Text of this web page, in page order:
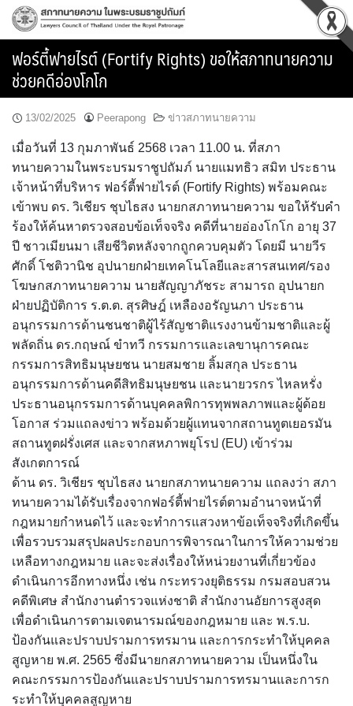
Skip
content
ฟอร์ตี้ฟายไรต์ (Fortify Rights) ขอให้สภาทนายความ
ช่วยคดีอ่องโกโก
13/02/2025 Peerapong ข่าวสภาทนายความ
เมื่อวันที่ 13 กุมภาพันธ์ 2568 เวลา 11.00 น. ที่สภา
ทนายความในพระบรมราชูปถัมภ์ นายแมทธิว สมิท ประธาน
เจ้าหน้าที่บริหาร ฟอร์ตี้ฟายไรต์ (Fortify Rights) พร้อมคณะ
เข้าพบ ดร. วิเชียร ชุบไธสง นายกสภาทนายความ ขอให้รับคำ
ร้องให้ค้นหาตรวจสอบข้อเท็จจริง คดีที่นายอ่องโกโก อายุ 37
ปี ชาวเมียนมา เสียชีวิตหลังจากถูกควบคุมตัว โดยมี นายวีร
ศักดิ์ โชติวานิช อุปนายกฝ่ายเทคโนโลยีและสารสนเทศ/รอง
โฆษกสภาทนายความ นายสัญญาภัชระ สามารถ อุปนายก
ฝ่ายปฏิบัติการ ร.ต.ต. สุรศิษฎ์ เหลืองอรัญนภา ประธาน
อนุกรรมการด้านชนชาติผู้ไร้สัญชาติแรงงานข้ามชาติและผู้
พลัดถิ่น ดร.กฤษณ์ ขำทวี กรรมการและเลขานุการคณะ
กรรมการสิทธิมนุษยชน นายสมชาย ลิ้มสกุล ประธาน
อนุกรรมการด้านคดีสิทธิมนุษยชน และนายวรกร ไหลหรั่ง
ประธานอนุกรรมการด้านบุคคลพิการทุพพลภาพและผู้ด้อย
โอกาส ร่วมแถลงข่าว พร้อมด้วยผู้แทนจากสถานทูตเยอรมัน
สถานทูตฝรั่งเศส และจากสหภาพยุโรป (EU) เข้าร่วม
สังเกตการณ์
ด้าน ดร. วิเชียร ชุบไธสง นายกสภาทนายความ แถลงว่า สภา
ทนายความได้รับเรื่องจากฟอร์ตี้ฟายไรต์ตามอำนาจหน้าที่
กฎหมายกำหนดไว้ และจะทำการแสวงหาข้อเท็จจริงที่เกิดขึ้น
เพื่อรวบรวมสรุปผลประกอบการพิจารณาในการให้ความช่วย
เหลือทางกฎหมาย และจะส่งเรื่องให้หน่วยงานที่เกี่ยวข้อง
ดำเนินการอีกทางหนึ่ง เช่น กระทรวงยุติธรรม กรมสอบสวน
คดีพิเศษ สำนักงานตำรวจแห่งชาติ สำนักงานอัยการสูงสุด
เพื่อดำเนินการตามเจตนารมณ์ของกฎหมาย และ พ.ร.บ.
ป้องกันและปราบปรามการทรมาน และการกระทำให้บุคคล
สูญหาย พ.ศ. 2565 ซึ่งมีนายกสภาทนายความ เป็นหนึ่งใน
คณะกรรมการป้องกันและปราบปรามการทรมานและการก
ระทำให้บุคคลสูญหาย